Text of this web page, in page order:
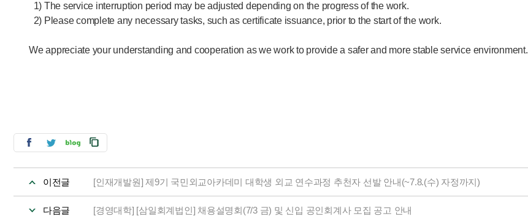
1) The service interruption period may be adjusted depending on the progress of the work.
2) Please complete any necessary tasks, such as certificate issuance, prior to the start of the work.
We appreciate your understanding and cooperation as we work to provide a safer and more stable service environment.
이전글 [인재개발원] 제9기 국민외교아카데미 대학생 외교 연수과정 추천자 선발 안내(~7.8.(수) 자정까지)
다음글 [경영대학] [삼일회계법인] 채용설명회(7/3 금) 및 신입 공인회계사 모집 공고 안내